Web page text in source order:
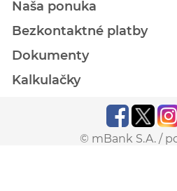
Naša ponuka
Bezkontaktné platby
Dokumenty
Kalkulačky
© mBank S.A. /